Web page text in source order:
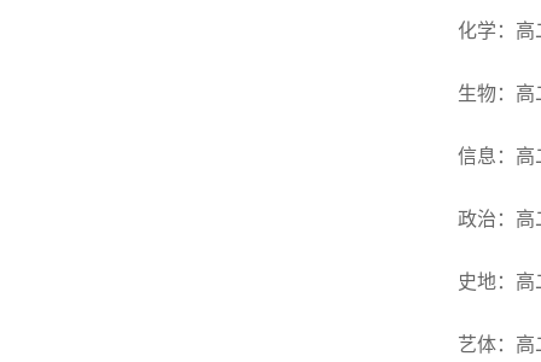
化学：高
生物：高
信息：高
政治：高
史地：高
艺体：高